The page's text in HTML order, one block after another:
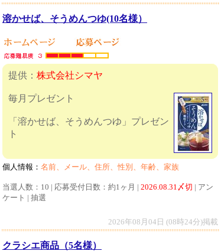
溶かせば、そうめんつゆ(10名様）
提供： 株式会社シマヤ
毎月プレゼント
「溶かせば、そうめんつゆ」プレゼン
ト
個人情報： 名前、メール、住所、性別、年齢、家族
当選人数：10 | 応募受付日数：約1ヶ月 | 2026.08.31〆切 | アン
ケート | 抽選
2026年08月04日 (08時24分)掲載
クラシエ商品（5名様）